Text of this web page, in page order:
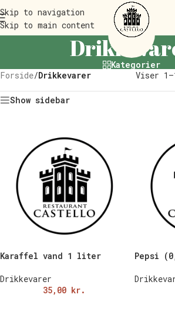
Skip to navigation
Skip to main content
Kategorier
Forside/Drikkevarer Viser
Show sidebar
Karaffel vand 1 liter
Drikkevarer
35,00 kr.
Pepsi